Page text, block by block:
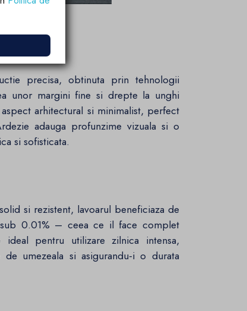
precisa, obtinuta prin tehnologii
unor margini fine si drepte la unghi
arhitectural si minimalist, perfect
adauga profunzime vizuala si o
si sofisticata.
si rezistent, lavoarul beneficiaza de
0.01% – ceea ce il face complet
pentru utilizare zilnica intensa,
umezeala si asigurandu-i o durata